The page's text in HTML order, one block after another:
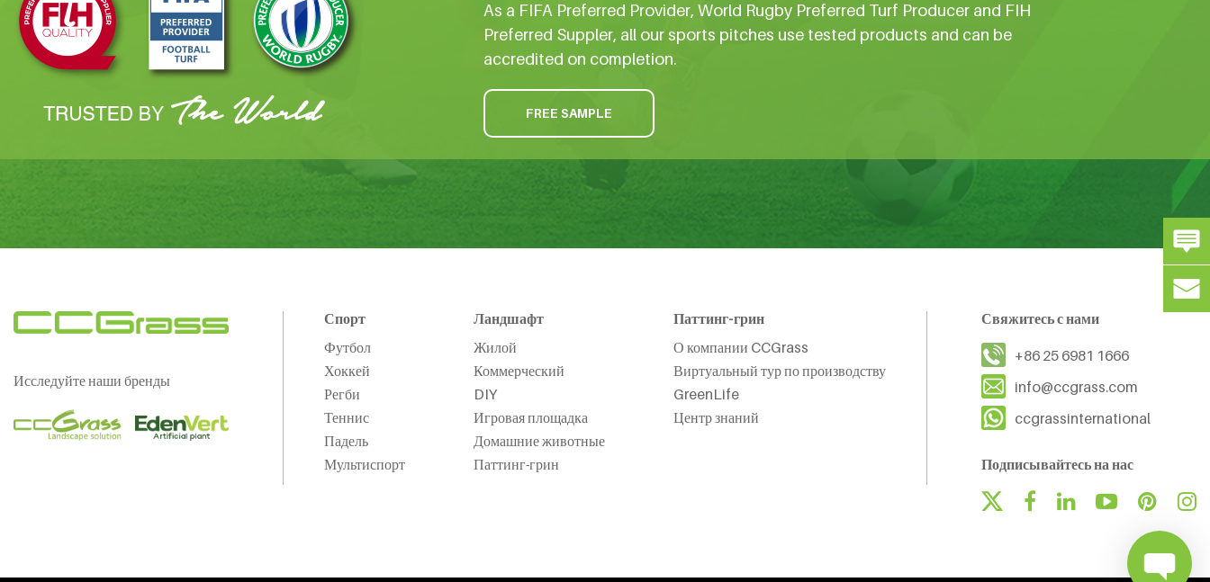
As a FIFA Preferred Provider, World Rugby Preferred Turf Producer and FIH
Preferred Suppler, all our sports pitches use tested products and can be
accredited on completion.
FREE SAMPLE
Исследуйте наши бренды
Спорт
Футбол
Хоккей
Регби
Теннис
Падель
Мультиспорт
Ландшафт
Жилой
Коммерческий
DIY
Игровая площадка
Домашние животные
Паттинг-грин
Паттинг-грин
О компании CCGrass
Виртуальный тур по производству
GreenLife
Центр знаний
Свяжитесь с нами
+86 25 6981 1666
info@ccgrass.com
ccgrassinternational
Подписывайтесь на нас